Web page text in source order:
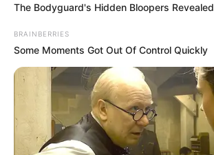
The Bodyguard's Hidden Bloopers Revealed
BRAINBERRIES
Some Moments Got Out Of Control Quickly